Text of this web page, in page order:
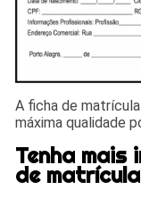
A ficha de
máxima qualidade
Tenha
de